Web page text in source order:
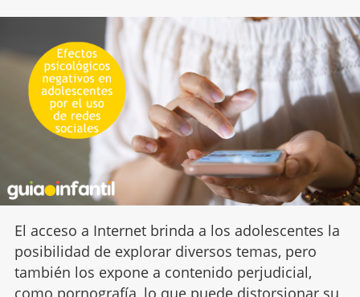
El acceso a Internet brinda a los adolescentes la
posibilidad de explorar diversos temas, pero
también los expone a contenido perjudicial,
como pornografía, lo que puede distorsionar su